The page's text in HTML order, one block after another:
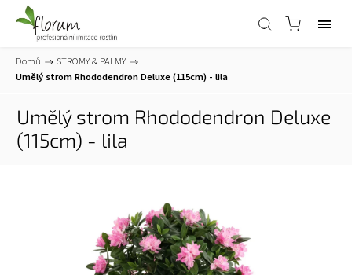
Domů / STROMY & PALMY /
Umělý strom Rhododendron Deluxe (115cm) - lila
Umělý strom Rhododendron Deluxe
(115cm) - lila